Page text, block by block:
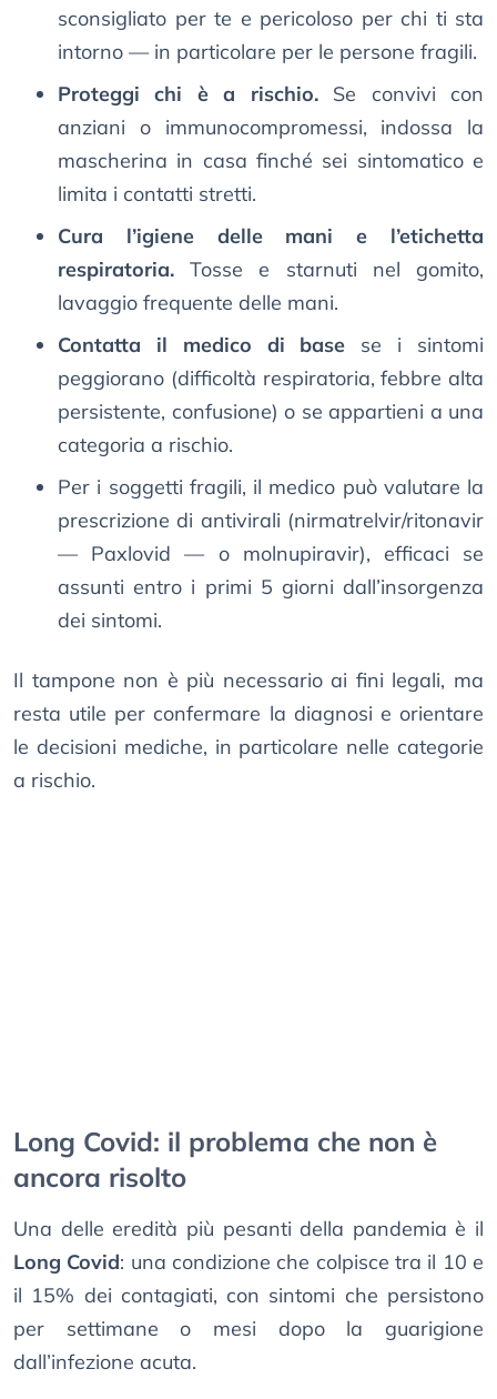
sconsigliato per te e pericoloso per chi ti sta
intorno — in particolare per le persone fragili.
Proteggi chi è a rischio.Se convivi con
anziani o immunocompromessi, indossa la
mascherina in casa finché sei sintomatico e
limita i contatti stretti.
Cura l’igiene delle mani e l’etichetta
respiratoria. Tosse e starnuti nel gomito,
lavaggio frequente delle mani.
Contatta il medico di base se i sintomi
peggiorano (difficoltà respiratoria, febbre alta
persistente, confusione) o se appartieni a una
categoria a rischio.
Per i soggetti fragili, il medico può valutare la
prescrizione di antivirali (nirmatrelvir/ritonavir
— Paxlovid — o molnupiravir), efficaci se
assunti entro i primi 5 giorni dall’insorgenza
dei sintomi.
Il tampone non è più necessario ai fini legali, ma
resta utile per confermare la diagnosi e orientare
le decisioni mediche, in particolare nelle categorie
a rischio.
Long Covid: il problema che non è
ancora risolto
Una delle eredità più pesanti della pandemia è il
Long Covid: una condizione che colpisce tra il 10 e
il 15% dei contagiati, con sintomi che persistono
per settimane o mesi dopo la guarigione
dall’infezione acuta.